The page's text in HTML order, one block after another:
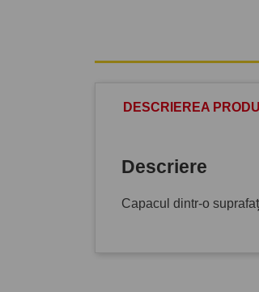
DESCRIEREA
Descriere
Capacul dintr-o